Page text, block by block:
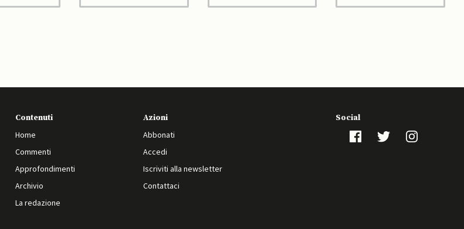
Contenuti
Home
Commenti
Approfondimenti
Archivio
La redazione
Azioni
Abbonati
Accedi
Iscriviti alla newsletter
Contattaci
Social